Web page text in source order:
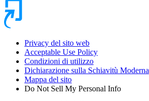
Privacy del sito web
Acceptable Use Policy
Condizioni di utilizzo
Dichiarazione sulla Schiavitù Moderna
Mappa del sito
Do Not Sell My Personal Info